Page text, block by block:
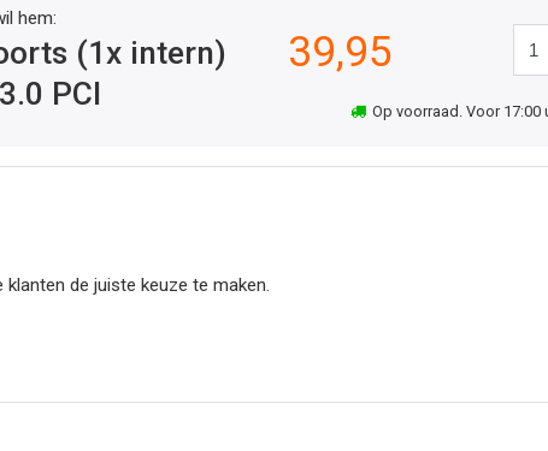
hem:
(1x intern)
PCI
39,95
Op voorraad. Voor
de juiste keuze te maken.